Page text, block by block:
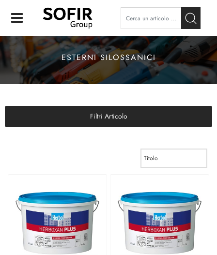
ESTERNI SILOSSANICI
Filtri Articolo